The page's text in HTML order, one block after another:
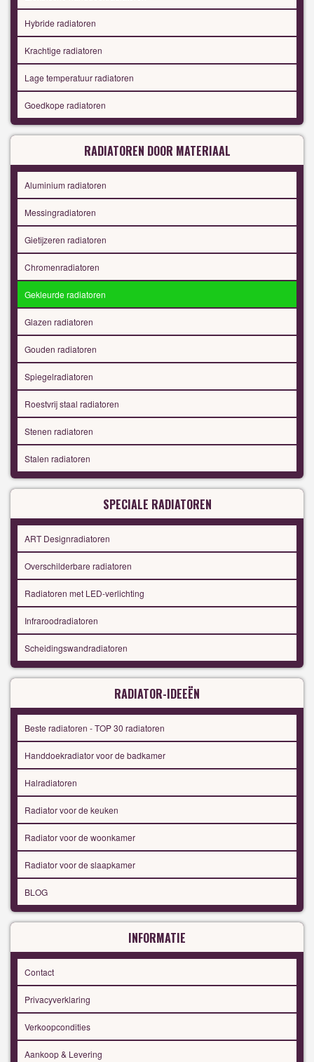
Hybride radiatoren
Krachtige radiatoren
Lage temperatuur radiatoren
Goedkope radiatoren
RADIATOREN DOOR MATERIAAL
Aluminium radiatoren
Messingradiatoren
Gietijzeren radiatoren
Chromenradiatoren
Gekleurde radiatoren
Glazen radiatoren
Gouden radiatoren
Spiegelradiatoren
Roestvrij staal radiatoren
Stenen radiatoren
Stalen radiatoren
SPECIALE RADIATOREN
ART Designradiatoren
Overschilderbare radiatoren
Radiatoren met LED-verlichting
Infraroodradiatoren
Scheidingswandradiatoren
RADIATOR-IDEEËN
Beste radiatoren - TOP 30 radiatoren
Handdoekradiator voor de badkamer
Halradiatoren
Radiator voor de keuken
Radiator voor de woonkamer
Radiator voor de slaapkamer
BLOG
INFORMATIE
Contact
Privacyverklaring
Verkoopcondities
Aankoop & Levering